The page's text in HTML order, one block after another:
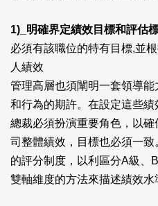
1)_ 明確界定績效目標和評估
必須有該職位的特有目標,並
人績效
管理高層也須闡明一套領導
和行為的期許。在設定這些
總裁必須扮演重要角色，以
司整體績效，目標也必須一
的評分制度，以利區分A級、
雙軸維度的方法來描述績效水